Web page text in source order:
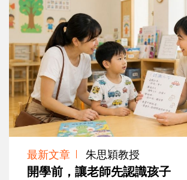
最新文章 朱思穎教授
開學前，讓老師先認識孩子